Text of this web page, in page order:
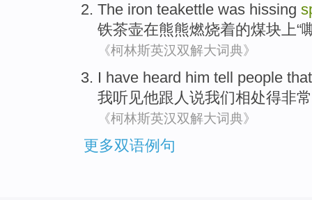
The iron teakettle was hissing
铁茶壶在熊熊燃烧着的煤块上“
《柯林斯英汉双解大词典》
I have heard him tell people that
我听见他跟 人说我们相处得非
《柯林斯英汉双解大词典》
更多双语例句